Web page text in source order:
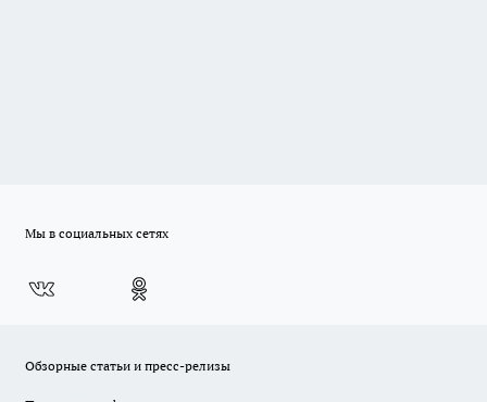
Мы в социальных сетях
Обзорные статьи и пресс-релизы